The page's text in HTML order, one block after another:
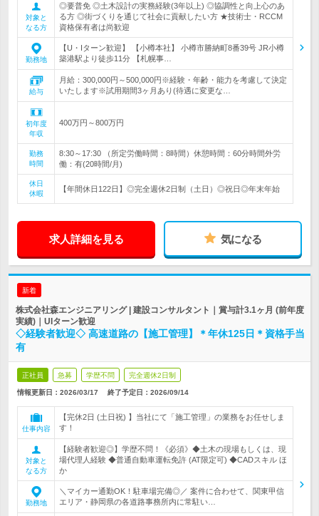
対象と
なる方
◎要普免 ◎土木設計の実務経験(3年以上) ◎協調性と向上心のあ
る方 ◎街づくりを通じて社会に貢献したい方 ★技術士・RCCM
資格保有者は尚歓迎
勤務地
【U・Iターン歓迎】 【小樽本社】 小樽市勝納町8番39号 JR小樽
築港駅より徒歩11分 【札幌事…
給与
月給：300,000円～500,000円※経験・年齢・能力を考慮して決定
いたします※試用期間3ヶ月あり(待遇に変更な…
初年度
年収
400万円～800万円
勤務
時間
8:30～17:30 （所定労働時間：8時間）休憩時間：60分時間外労
働：有(20時間/月)
休日
休暇
【年間休日122日】◎完全週休2日制（土日）◎祝日◎年末年始
求人詳細を見る 気になる
新着
株式会社森エンジニアリング | 建設コンサルタント｜賞与計3.1ヶ月 (前年度
実績)｜UIターン歓迎
◇経験者歓迎◇ 高速道路の【施工管理】＊年休125日＊資格手当
有
正社員 急募 学歴不問 完全週休2日制
情報更新日：2026/03/17 終了予定日： 2026/09/14
仕事内容
【完休2日 (土日祝) 】当社にて「施工管理」の業務をお任せしま
す！
対象と
なる方
【経験者歓迎◎】学歴不問！《必須》◆土木の現場もしくは、現
場代理人経験 ◆普通自動車運転免許 (AT限定可) ◆CADスキル ほ
か
勤務地
＼マイカー通勤OK！駐車場完備◎／ 案件に合わせて、関東甲信
エリア・静岡県の各道路事務所内に常駐い…